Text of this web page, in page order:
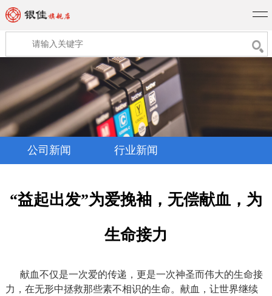
公司新闻 行业新闻
“益起出发”为爱挽袖，无偿献血，为
生命接力
献血不仅是一次爱的传递，更是一次神圣而伟大的生命接
力，在无形中拯救那些素不相识的生命。献血，让世界继续